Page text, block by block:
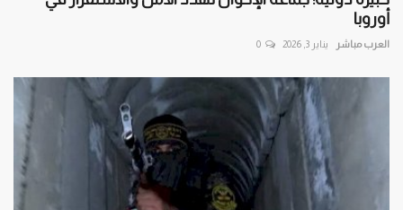
أوروبا
العرب مباشر يناير 3, 2026 0